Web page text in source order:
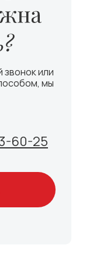
звонок или
мы
60-25